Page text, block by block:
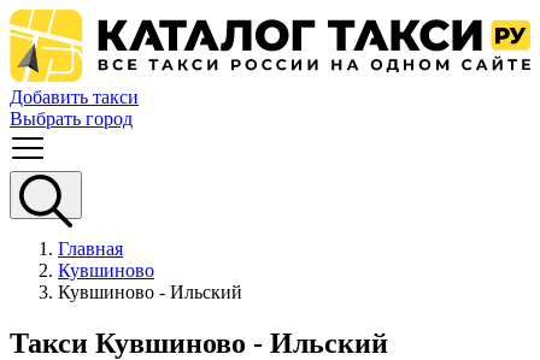
Добавить такси
Выбрать город
Главная
Кувшиново
Кувшиново - Ильский
Такси Кувшиново - Ильский